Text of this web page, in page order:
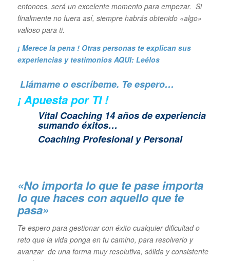
entonces, será un excelente momento para empezar. Si
finalmente no fuera así, siempre habrás obtenido «algo»
valioso para ti.
¡ Merece la pena ! Otras personas te explican sus
experiencias y testimonios AQUI: Leélos
Llámame o escríbeme. Te espero…
¡ Apuesta por TI !
Vital Coaching 14 años de experiencia
sumando éxitos…
Coaching Profesional y Personal
«No importa lo que te pase importa
lo que haces con aquello que te
pasa»
Te espero para gestionar con éxito cualquier dificultad o
reto que la vida ponga en tu camino, para resolverlo y
avanzar de una forma muy resolutiva, sólida y consistente